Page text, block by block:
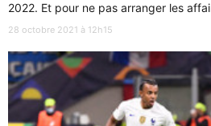
2022. Et pour ne pas arranger les
28 octobre 2021 à 12h15